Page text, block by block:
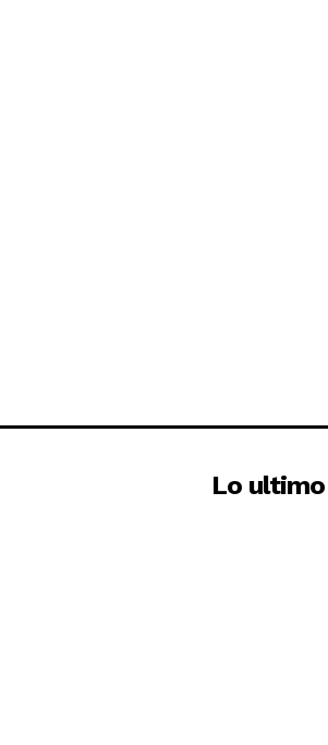
Lo ultimo